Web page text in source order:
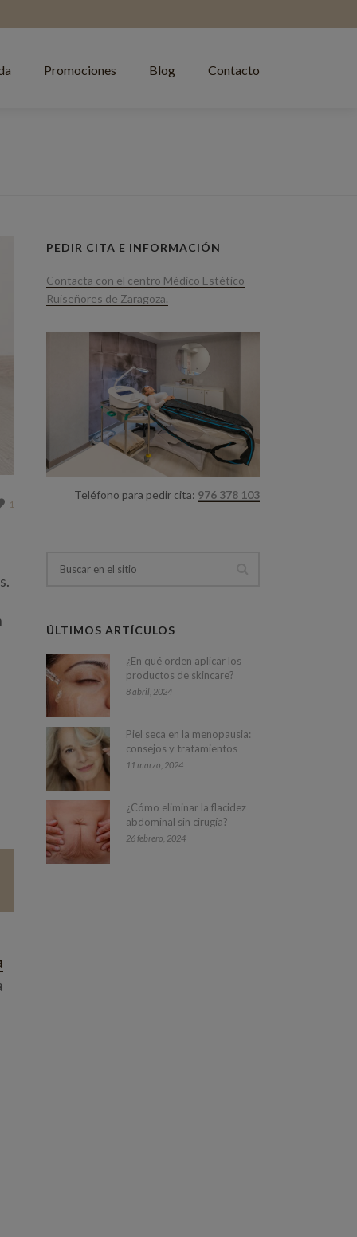
Promociones Blog Contacto
1
PEDIR CITA E INFORMACIÓN
Contacta con el centro Médico Estético
Ruiseñores de Zaragoza.
Teléfono para pedir cita: 976 378 103
ÚLTIMOS ARTÍCULOS
¿En qué orden aplicar los
productos de skincare?
8 abril, 2024
Piel seca en la menopausia:
consejos y tratamientos
11 marzo, 2024
¿Cómo eliminar la flacidez
abdominal sin cirugía?
26 febrero, 2024